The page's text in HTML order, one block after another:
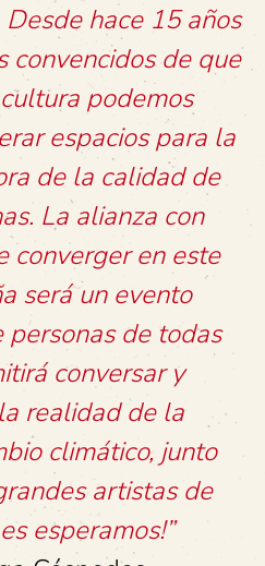
Desde hace 15 años
convencidos de que
podemos
espacios para la
de la calidad de
La alianza con
converger en este
será un evento
de todas
conversar y
realidad de la
climático, junto
artistas de
esperamos!”